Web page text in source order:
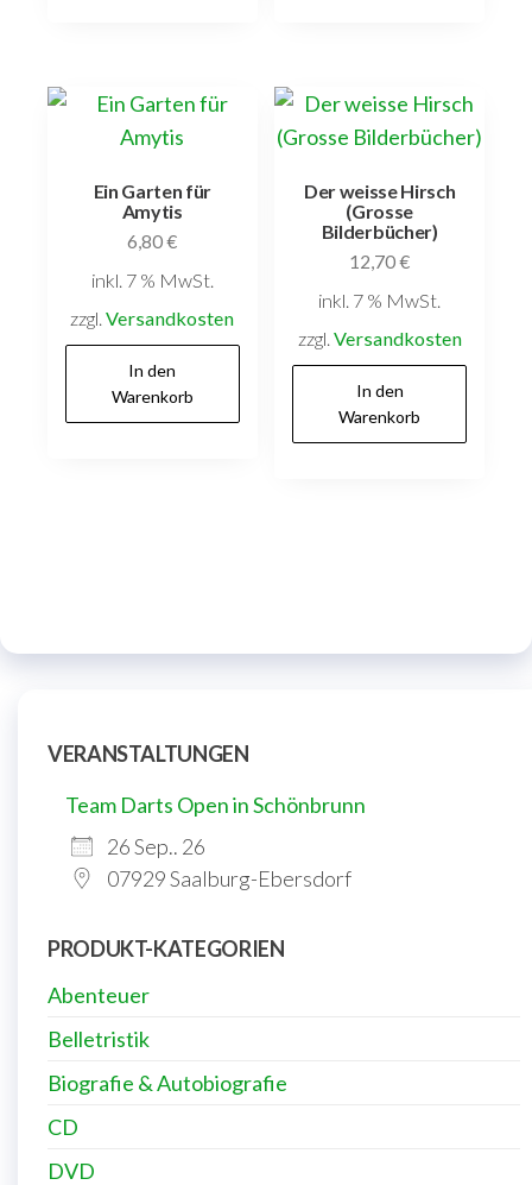
Ein Garten für
Amytis
6,80€
inkl. 7 % MwSt.
zzgl.Versandkosten
In den
Warenkorb
Der weisse Hirsch
(Grosse
Bilderbücher)
12,70€
inkl. 7 % MwSt.
zzgl. Versandkosten
In den
Warenkorb
VERANSTALTUNGEN
Team Darts Open in Schönbrunn
26 Sep.. 26
07929 Saalburg-Ebersdorf
PRODUKT-KATEGORIEN
Abenteuer
Belletristik
Biografie & Autobiografie
CD
DVD